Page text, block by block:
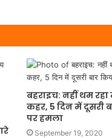
बहराइच: नहीं थम
कहर, 5 दिन में दूसरी
पर हमला
September 19, 2020